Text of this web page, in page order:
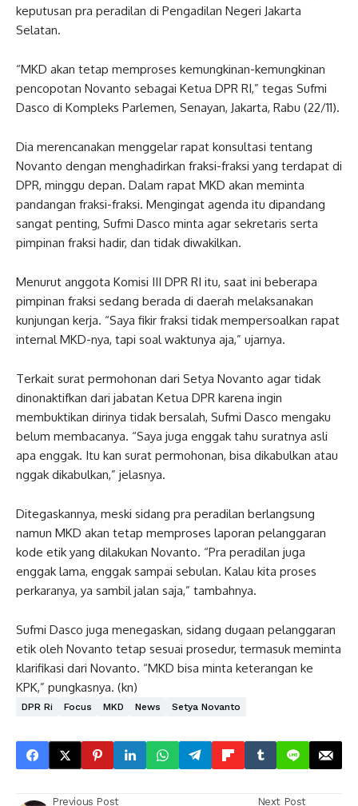
keputusan pra peradilan di Pengadilan Negeri Jakarta
Selatan.
“MKD akan tetap memproses kemungkinan-kemungkinan
pencopotan Novanto sebagai Ketua DPR RI,” tegas Sufmi
Dasco di Kompleks Parlemen, Senayan, Jakarta, Rabu (22/11).
Dia merencanakan menggelar rapat konsultasi tentang
Novanto dengan menghadirkan fraksi-fraksi yang terdapat di
DPR, minggu depan. Dalam rapat MKD akan meminta
pandangan fraksi-fraksi. Mengingat agenda itu dipandang
sangat penting, Sufmi Dasco minta agar sekretaris serta
pimpinan fraksi hadir, dan tidak diwakilkan.
Menurut anggota Komisi III DPR RI itu, saat ini beberapa
pimpinan fraksi sedang berada di daerah melaksanakan
kunjungan kerja. “Saya fikir fraksi tidak mempersoalkan rapat
internal MKD-nya, tapi soal waktunya aja,” ujarnya.
Terkait surat permohonan dari Setya Novanto agar tidak
dinonaktifkan dari jabatan Ketua DPR karena ingin
membuktikan dirinya tidak bersalah, Sufmi Dasco mengaku
belum membacanya. “Saya juga enggak tahu suratnya asli
apa enggak. Itu kan surat permohonan, bisa dikabulkan atau
nggak dikabulkan,” jelasnya.
Ditegaskannya, meski sidang pra peradilan berlangsung
namun MKD akan tetap memproses laporan pelanggaran
kode etik yang dilakukan Novanto. “Pra peradilan juga
enggak lama, enggak sampai sebulan. Kalau kita proses
perkaranya, ya sambil jalan saja,” tambahnya.
Sufmi Dasco juga menegaskan, sidang dugaan pelanggaran
etik oleh Novanto tetap sesuai prosedur, termasuk meminta
klarifikasi dari Novanto. “MKD bisa minta keterangan ke
KPK,” pungkasnya. (kn)
DPR Ri Focus MKD News Setya Novanto
Previous Post Next Post